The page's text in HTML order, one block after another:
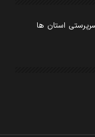
استان ها